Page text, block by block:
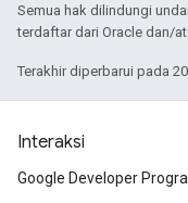
Semua hak dilindungi
terdaftar dari Oracle dan/
Terakhir diperbarui pada
Interaksi
Google Developer